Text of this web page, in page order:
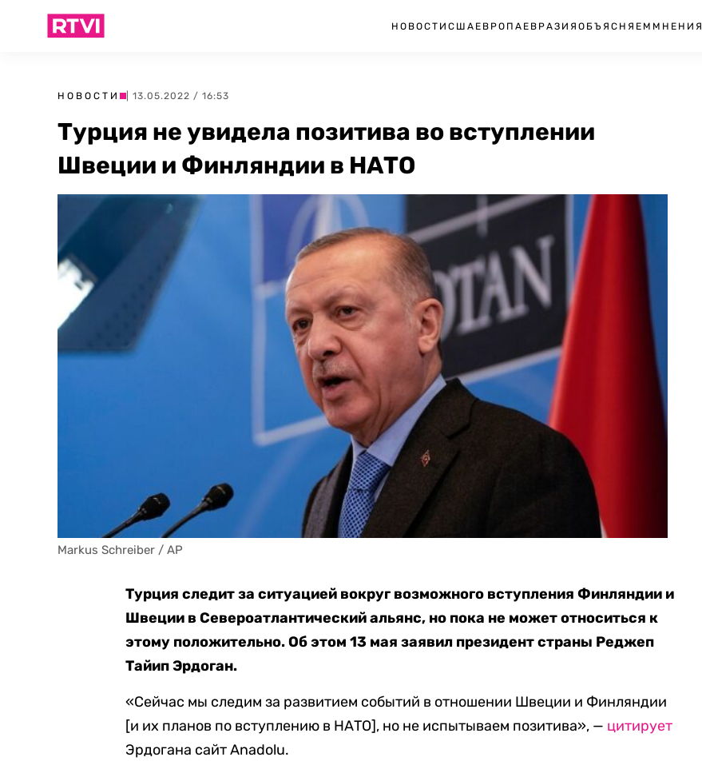
НОВОСТИ США ЕВРОПА ЕВРАЗИЯ ОБЪЯСНЯЕМ МНЕНИЯ
НОВОСТИ | 13.05.2022 / 16:53
Турция не увидела позитива во вступлении
Швеции и Финляндии в НАТО
Markus Schreiber / AP
Турция следит за ситуацией вокруг возможного вступления Финляндии и
Швеции в Североатлантический альянс, но пока не может относиться к
этому положительно. Об этом 13 мая заявил президент страны Реджеп
Тайип Эрдоган.
«Сейчас мы следим за развитием событий в отношении Швеции и Финляндии
[и их планов по вступлению в НАТО], но не испытываем позитива», — цитирует
Эрдогана сайт Anadolu.